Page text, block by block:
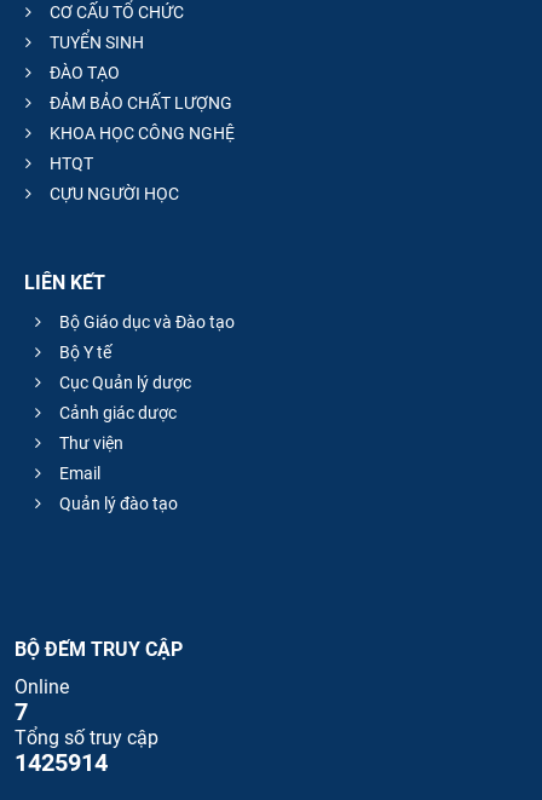
CƠ CẤU TỔ CHỨC
TUYỂN SINH
ĐÀO TẠO
ĐẢM BẢO CHẤT LƯỢNG
KHOA HỌC CÔNG NGHỆ
HTQT
CỰU NGƯỜI HỌC
LIÊN KẾT
Bộ Giáo dục và Đào tạo
Bộ Y tế
Cục Quản lý dược
Cảnh giác dược
Thư viện
Email
Quản lý đào tạo
BỘ ĐẾM TRUY CẬP
Online
7
Tổng số truy cập
1425914